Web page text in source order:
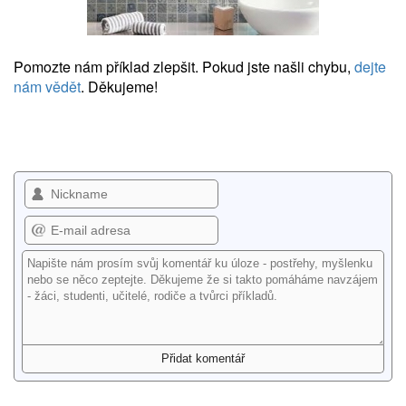
Pomozte nám příklad zlepšit. Pokud jste našli chybu, dejte
nám vědět. Děkujeme!